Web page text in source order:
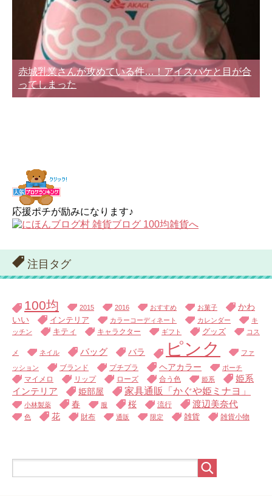
赤城乳業さんが攻めている件…！アイスパケと目が合
ってしまった
応援ポチが励みになります♪
注目タグ
100均 2015 2016 おすすめ お菓子
かわ
いい
インテリア カラーコーディネート カレンダー
キ
ッチン
キティ キャラクター ギフト グッズ コス
メ ネイル バッグ バラ ピンク ファ
ッション ブランド プチプラ ヘアカラー ポーチ
マイメロ リップ ローズ 合う色 姫系
姫系
インテリア
姫部屋 家具通販「かぐや姫ミナヨ」
小林製薬 春 服 桜 流行 渡辺美奈代
色 花 財布 通販 限定 雑貨 雑貨小物